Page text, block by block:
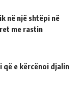
në një shtëpi në
me rastin
që e kërcënoi djalin